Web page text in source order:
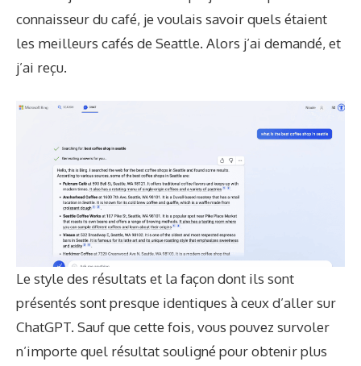
connaisseur du café, je voulais savoir quels étaient
les meilleurs cafés de Seattle. Alors j’ai demandé, et
j’ai reçu.
Le style des résultats et la façon dont ils sont
présentés sont presque identiques à ceux d’aller sur
ChatGPT. Sauf que cette fois, vous pouvez survoler
n’importe quel résultat souligné pour obtenir plus